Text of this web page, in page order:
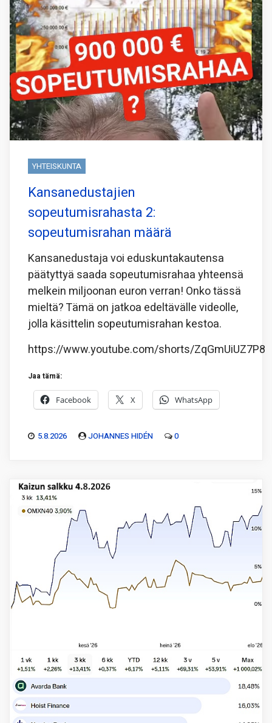
YHTEISKUNTA
Kansanedustajien
sopeutumisrahasta 2:
sopeutumisrahan määrä
Kansanedustaja voi eduskuntakautensa
päätyttyä saada sopeutumisrahaa yhteensä
melkein miljoonan euron verran! Onko tässä
mieltä? Tämä on jatkoa edeltävälle videolle,
jolla käsittelin sopeutumisrahan kestoa.
https://www.youtube.com/shorts/ZqGmUiUZ7P8
Jaa tämä:
Facebook X WhatsApp
5.8.2026 JOHANNES HIDÉN 0